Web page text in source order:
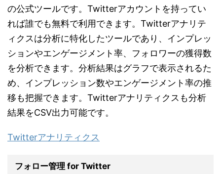
の公式ツールです。Twitterアカウントを持ってい
れば誰でも無料で利用できます。Twitterアナリテ
ィクスは分析に特化したツールであり、インプレッ
ションやエンゲージメント率、フォロワーの獲得数
を分析できます。分析結果はグラフで表示されるた
め、インプレッション数やエンゲージメント率の推
移も把握できます。Twitterアナリティクスも分析
結果をCSV出力可能です。
Twitterアナリティクス
フォロー管理 for Twitter